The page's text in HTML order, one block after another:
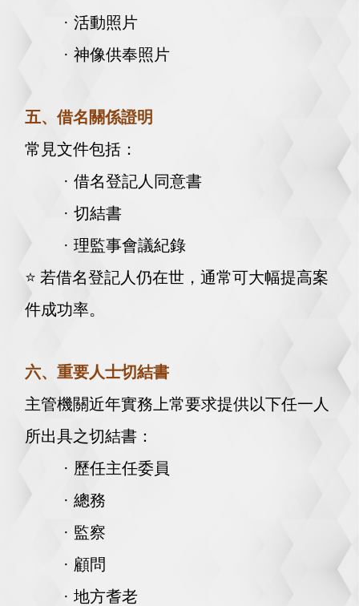
· 活動照片
· 神像供奉照片
五、借名關係證明
常見文件包括：
· 借名登記人同意書
· 切結書
· 理監事會議紀錄
⭐️若借名登記人仍在世，通常可大幅提高案
件成功率。
六、重要人士切結書
主管機關近年實務上常要求提供以下任一人
所出具之切結書 ：
· 歷任主任委員
· 總務
· 監察
· 顧問
· 地方耆老